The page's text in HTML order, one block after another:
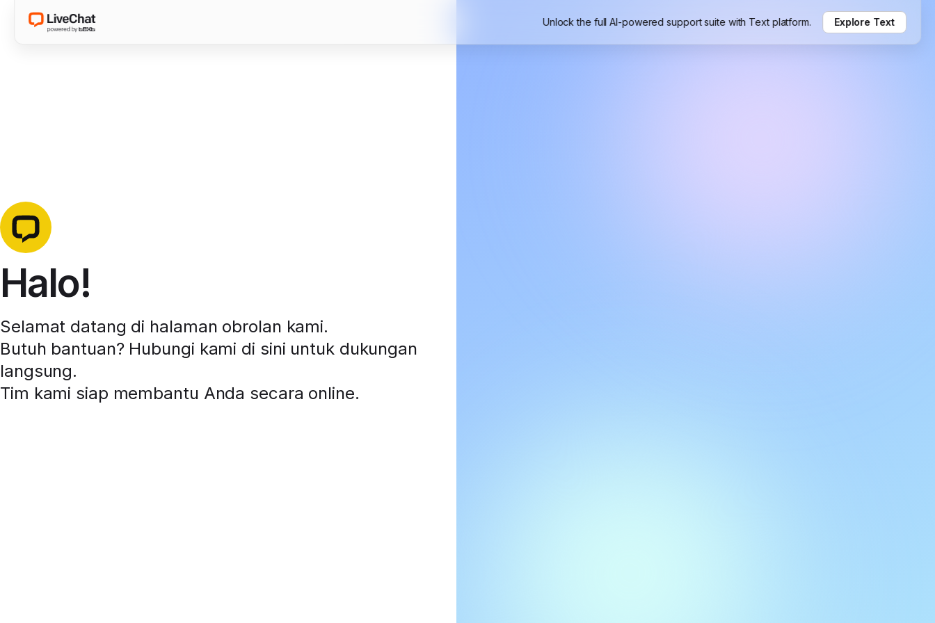
Unlock the full AI-powered support suite with Text platform. Explore Text
Halo!
Selamat datang di halaman obrolan kami.
Butuh bantuan? Hubungi kami di sini untuk dukungan
langsung.
Tim kami siap membantu Anda secara online.